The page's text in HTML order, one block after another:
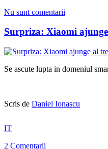
Nu sunt comentarii
Surpriza: Xiaomi
Se ascute lupta in domeniul
Scris de Daniel Ionascu
IT
2 Comentarii